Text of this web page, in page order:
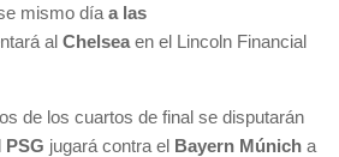
mismo día a las
al Chelsea en el Lincoln Financial
de los cuartos de final se disputarán
PSG jugará contra el Bayern Múnich a